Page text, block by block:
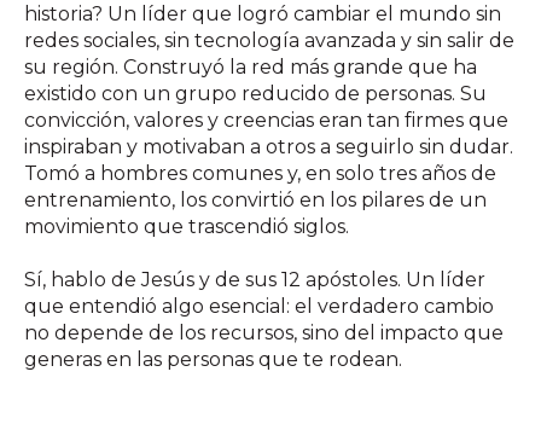
historia? Un líder que logró cambiar el mundo sin
redes sociales, sin tecnología avanzada y sin salir de
su región. Construyó la red más grande que ha
existido con un grupo reducido de personas. Su
convicción, valores y creencias eran tan firmes que
inspiraban y motivaban a otros a seguirlo sin dudar.
Tomó a hombres comunes y, en solo tres años de
entrenamiento, los convirtió en los pilares de un
movimiento que trascendió siglos.
Sí, hablo de Jesús y de sus 12 apóstoles. Un líder
que entendió algo esencial: el verdadero cambio
no depende de los recursos, sino del impacto que
generas en las personas que te rodean.